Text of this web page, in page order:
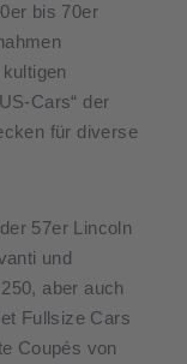
bis 70er
Cars“ der
für diverse
57er Lincoln
und
aber auch
Fullsize Cars
Coupés von